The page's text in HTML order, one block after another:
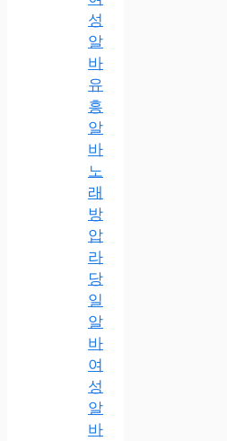
성
알
바
유
흥
알
바
노
래
방
압
라
당
일
알
바
여
성
알
바